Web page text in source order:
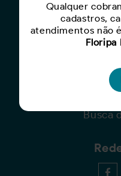
Busca
Busca
Qualquer
cadastros,
atendimentos não
Floripa